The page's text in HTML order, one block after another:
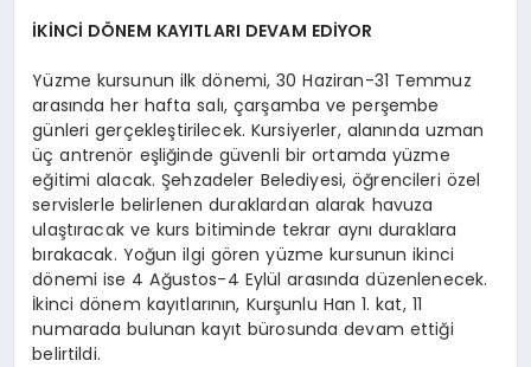
İKİNCİ DÖNEM KAYITLARI DEVAM EDİYOR
Yüzme kursunun ilk dönemi, 30 Haziran-31 Temmuz
arasında her hafta salı, çarşamba ve perşembe
günleri gerçekleştirilecek. Kursiyerler, alanında uzman
üç antrenör eşliğinde güvenli bir ortamda yüzme
eğitimi alacak. Şehzadeler Belediyesi, öğrencileri özel
servislerle belirlenen duraklardan alarak havuza
ulaştıracak ve kurs bitiminde tekrar aynı duraklara
bırakacak. Yoğun ilgi gören yüzme kursunun ikinci
dönemi ise 4 Ağustos-4 Eylül arasında düzenlenecek.
İkinci dönem kayıtlarının, Kurşunlu Han 1. kat, 11
numarada bulunan kayıt bürosunda devam ettiği
belirtildi.